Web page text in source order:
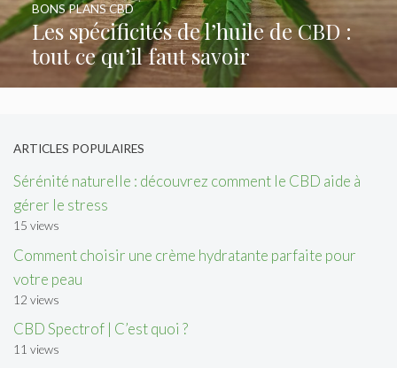
Les spécificités de l’huile de CBD :
tout ce qu’il faut savoir
BONS PLANS CBD
ARTICLES POPULAIRES
Sérénité naturelle : découvrez comment le CBD aide à
gérer le stress
15 views
Comment choisir une crème hydratante parfaite pour
votre peau
12 views
CBD Spectrof | C’est quoi ?
11 views